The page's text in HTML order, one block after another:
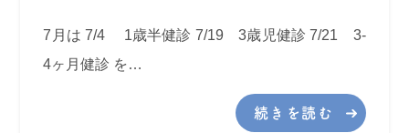
7月は 7/4 1歳半健診 7/19 3歳児健診 7/21 3-
4ヶ月健診 を…
続きを読む